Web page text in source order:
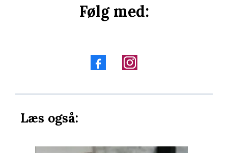
Følg med:
Læs også: